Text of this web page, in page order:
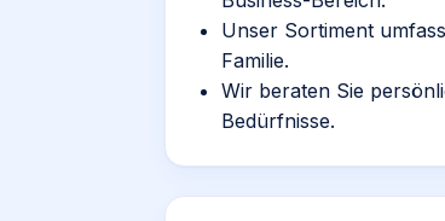
Unser Sortiment
Familie.
Wir beraten Sie
Bedürfnisse.